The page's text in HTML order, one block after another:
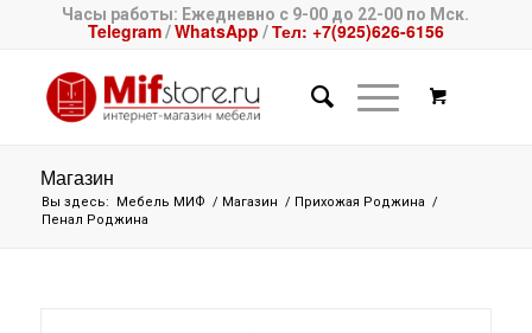
Часы работы: Ежедневно с 9-00 до 22-00 по Мск.
Telegram/WhatsApp /Тел: +7(925)626-6156
Магазин
Вы здесь: Мебель МИФ / Магазин / Прихожая Роджина /
Пенал Роджина